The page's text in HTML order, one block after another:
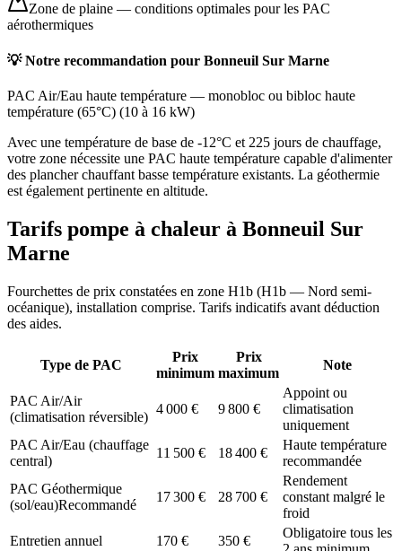
Zone de plaine — conditions optimales pour les PAC
aérothermiques
💡 Notre recommandation pour Bonneuil Sur Marne
PAC Air/Eau haute température — monobloc ou bibloc haute
température (65°C) (10 à 16 kW)
Avec une température de base de -12°C et 225 jours de chauffage,
votre zone nécessite une PAC haute température capable d'alimenter
des plancher chauffant basse température existants. La géothermie
est également pertinente en altitude.
Tarifs pompe à chaleur à Bonneuil Sur
Marne
Fourchettes de prix constatées en zone H1b (H1b — Nord semi-
océanique), installation comprise. Tarifs indicatifs avant déduction
des aides.
Type de PAC
Prix
minimum
Prix
maximum
Note
PAC Air/Air
(climatisation réversible)
4 000 € 9 800 €
Appoint ou
climatisation
uniquement
PAC Air/Eau (chauffage
central)
11 500 € 18 400 €
Haute température
recommandée
PAC Géothermique
(sol/eau)Recommandé
17 300 € 28 700 €
Rendement
constant malgré le
froid
Entretien annuel
170 € 350 €
Obligatoire tous les